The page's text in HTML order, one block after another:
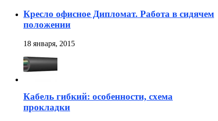
Кресло офисное Дипломат. Работа в сидячем
положении
18 января, 2015
Кабель гибкий: особенности, схема
прокладки